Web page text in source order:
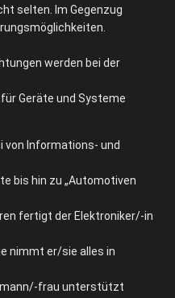
selten. Im Gegenzug
werden bei der
Geräte und Systeme
von Informations- und
bis hin zu „Automotiven
fertigt der Elektroniker/-in
nimmt er/sie alles in
frau unterstützt